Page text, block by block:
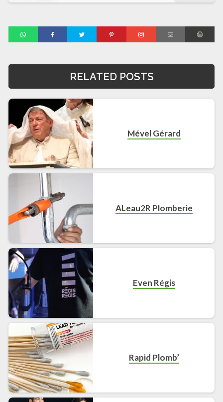
RELATED POSTS
Mével Gérard
ALeau2R Plomberie
Even Régis
Rapid Plomb’